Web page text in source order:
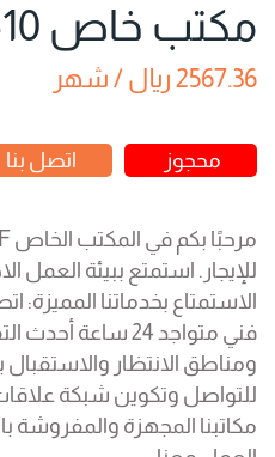
مكتب خاص 10-F
2567.36 ريال / شهر
محجوز اتصل بنا
للإيجار. استمتع ببيئة العمل
الاستمتاع بخدماتنا المميزة:
فني متواجد 24
ومناطق الانتظار والاستقبال
للتواصل وتكوين شبكة
مكاتبنا المجهزة والمفروشة